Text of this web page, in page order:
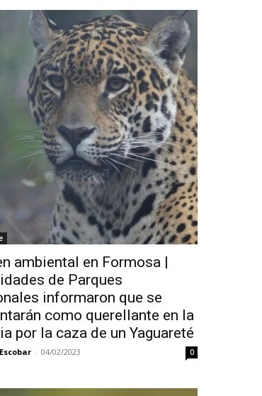
ambiental en Formosa |
de Parques
informaron que se
como querellante en la
por la caza de un Yaguareté
- 04/02/2023 0